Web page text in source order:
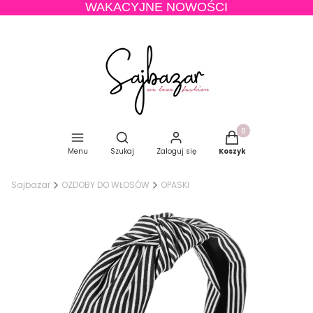
WAKACYJNE NOWOŚCI
Menu
Otwórz wyszukiwarkę
Szukaj Zaloguj się
Produkty w
Koszyk
Sajbazar OZDOBY DO WŁOSÓW OPASKI